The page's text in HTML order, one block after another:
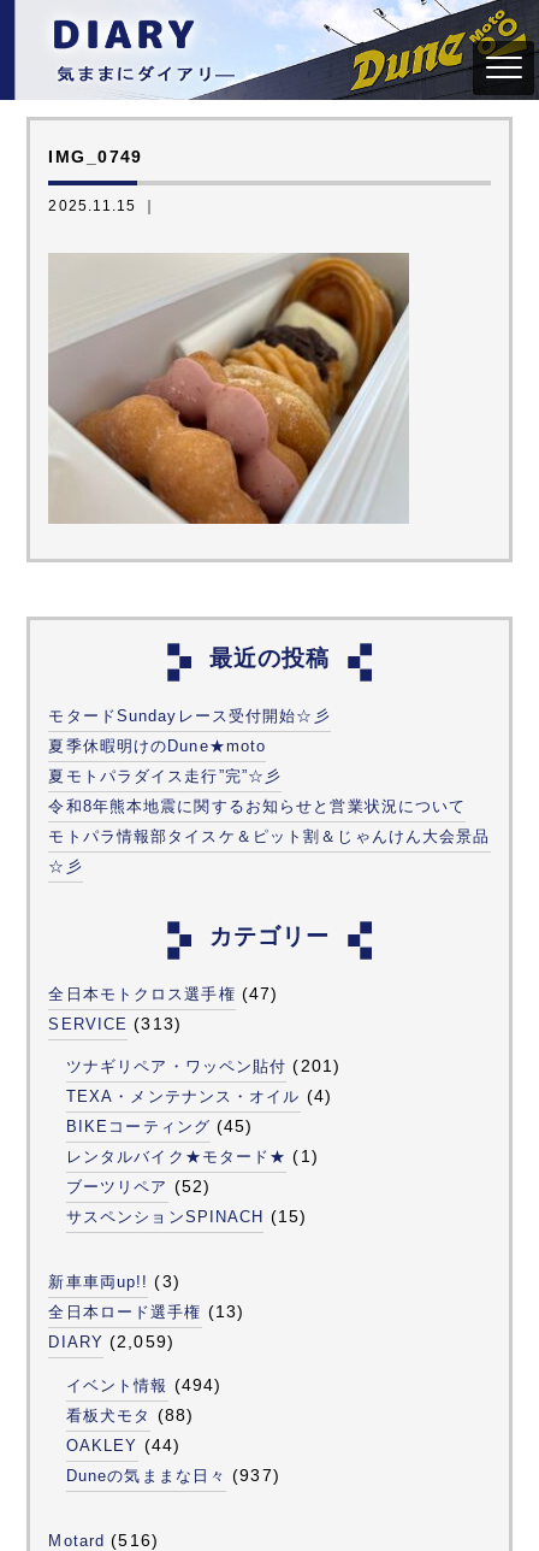
IMG_0749
2025.11.15 ｜
最近の投稿
モタードSundayレース受付開始☆彡
夏季休暇明けのDune★moto
夏モトパラダイス走行”完”☆彡
令和8年熊本地震に関するお知らせと営業状況について
モトパラ情報部タイスケ＆ピット割＆じゃんけん大会景品
☆彡
カテゴリー
全日本モトクロス選手権 (47)
SERVICE (313)
ツナギリペア・ワッペン貼付 (201)
TEXA・メンテナンス・オイル (4)
BIKEコーティング (45)
レンタルバイク★モタード★ (1)
ブーツリペア (52)
サスペンションSPINACH (15)
新車車両up!! (3)
全日本ロード選手権 (13)
DIARY (2,059)
イベント情報 (494)
看板犬モタ (88)
OAKLEY (44)
Duneの気ままな日々 (937)
Motard (516)